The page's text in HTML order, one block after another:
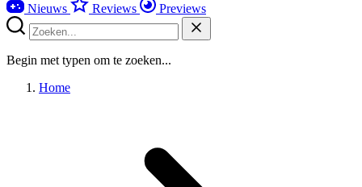
Nieuws
Reviews Previews
Begin met typen om te zoeken...
Home